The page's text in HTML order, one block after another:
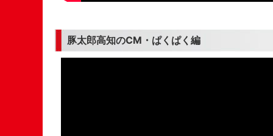
豚太郎高知のCM・ぱくぱく編